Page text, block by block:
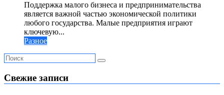
Поддержка малого бизнеса и предпринимательства
является важной частью экономической политики
любого государства. Малые предприятия играют
ключевую...
Разное
Свежие записи